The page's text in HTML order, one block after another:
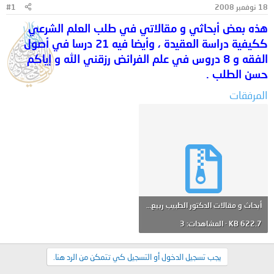
و
و
ع
ء
18 نوفمبر 2008 #1
هذه بعض أبحاثي و مقالاتي في طلب العلم الشرعي
ككيفية دراسة العقيدة ، وأيضا فيه 21 درسا في أصول
الفقه و 8 دروس في علم الفرائض رزقني الله و إياكم
حسن الطلب .
المرفقات
622.7 KB · المشاهدات: 3
يجب تسجيل الدخول أو التسجيل كي تتمكن من الرد هنا.